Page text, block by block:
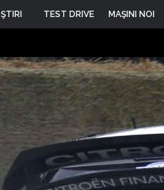
ŞTIRI TEST DRIVE MAŞINI NOI